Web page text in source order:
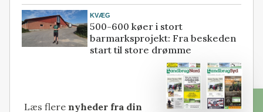
KVÆG
500-600 køer i stort
barmarksprojekt: Fra beskeden
start til store drømme
Læs flere nyheder fra din